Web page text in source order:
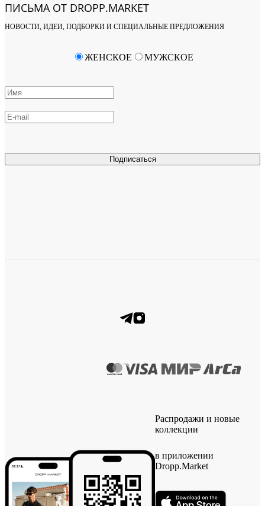
ПИСЬМА ОТ DROPP.MARKET
НОВОСТИ, ИДЕИ, ПОДБОРКИ И СПЕЦИАЛЬНЫЕ ПРЕДЛОЖЕНИЯ
Подписаться
ЖЕНСКОЕ МУЖСКОЕ
Распродажи и новые
коллекции
в приложении
Dropp.Market